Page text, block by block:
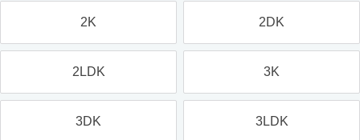
2K 2DK
2LDK 3K
3DK 3LDK